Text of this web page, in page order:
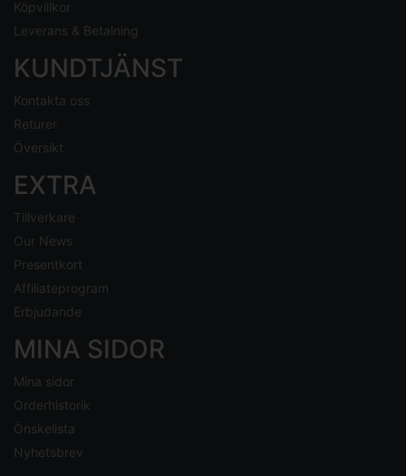
Köpvillkor
Leverans & Betalning
KUNDTJÄNST
Kontakta oss
Returer
Översikt
EXTRA
Tillverkare
Our News
Presentkort
Affiliateprogram
Erbjudande
MINA SIDOR
Mina sidor
Orderhistorik
Önskelista
Nyhetsbrev